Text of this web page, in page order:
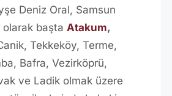
Deniz Oral, Samsun
olarak başta Atakum,
Tekkeköy, Terme,
Bafra, Vezirköprü,
ve Ladik olmak üzere